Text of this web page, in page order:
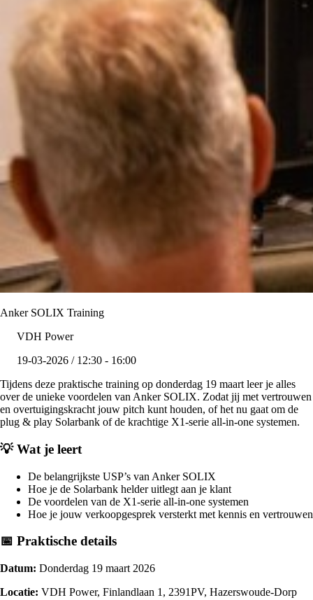
Anker SOLIX Training
VDH Power
19-03-2026 / 12:30 - 16:00
Tijdens deze praktische training op donderdag 19 maart leer je alles
over de unieke voordelen van Anker SOLIX. Zodat jij met vertrouwen
en overtuigingskracht jouw pitch kunt houden, of het nu gaat om de
plug & play Solarbank of de krachtige X1-serie all-in-one systemen.
💡 Wat je leert
De belangrijkste USP’s van Anker SOLIX
Hoe je de Solarbank helder uitlegt aan je klant
De voordelen van de X1-serie all-in-one systemen
Hoe je jouw verkoopgesprek versterkt met kennis en vertrouwen
📅 Praktische details
Datum: Donderdag 19 maart 2026
Locatie: VDH Power, Finlandlaan 1, 2391PV, Hazerswoude-Dorp